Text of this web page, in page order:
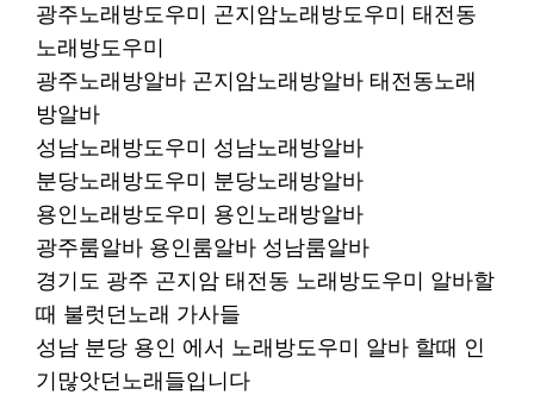
광주노래방도우미 곤지암노래방도우미 태전동
노래방도우미
광주노래방알바 곤지암노래방알바 태전동노래
방알바
성남노래방도우미 성남노래방알바
분당노래방도우미 분당노래방알바
용인노래방도우미 용인노래방알바
광주룸알바 용인룸알바 성남룸알바
경기도 광주 곤지암 태전동 노래방도우미 알바할
때 불럿던노래 가사들
성남 분당 용인 에서 노래방도우미 알바 할때 인
기많앗던노래들입니다